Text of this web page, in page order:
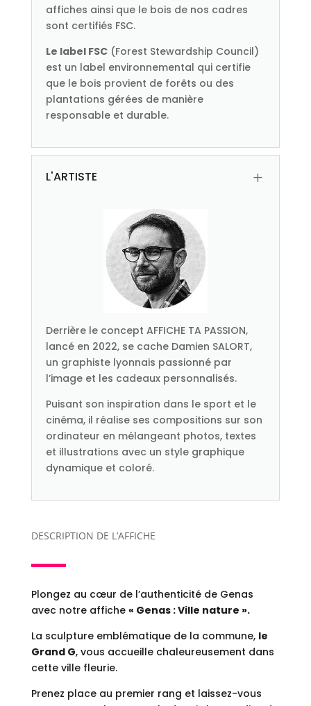
affiches ainsi que le bois de nos cadres
sont certifiés FSC.
Le label FSC(Forest Stewardship Council)
est un label environnemental qui certifie
que le bois provient de forêts ou des
plantations gérées de manière
responsable et durable.
L'ARTISTE L
Derrière le concept AFFICHE TA PASSION,
lancé en 2022, se cache Damien SALORT,
un graphiste lyonnais passionné par
l’image et les cadeaux personnalisés.
Puisant son inspiration dans le sport et le
cinéma, il réalise ses compositions sur son
ordinateur en mélangeant photos, textes
et illustrations avec un style graphique
dynamique et coloré.
DESCRIPTION DE L’AFFICHE
Plongez au cœur de l’authenticité de Genas
avec notre affiche « Genas : Ville nature ».
La sculpture emblématique de la commune, le
Grand G, vous accueille chaleureusement dans
cette ville fleurie.
Prenez place au premier rang et laissez-vous